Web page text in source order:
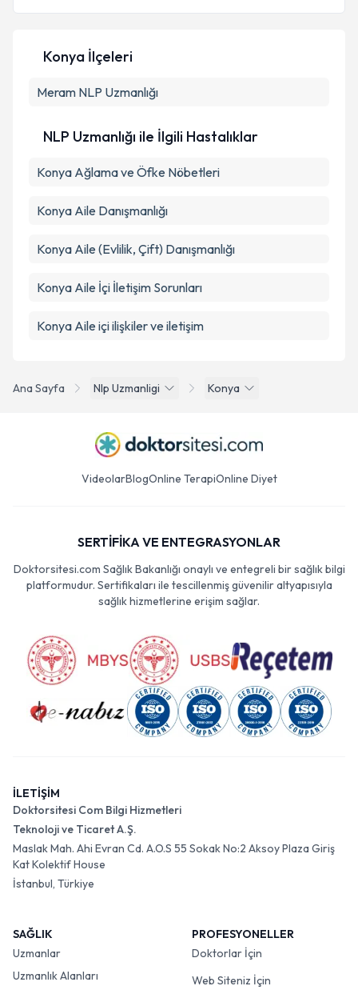
Ana Sayfa Nlp Uzmanligi Konya
Konya İlçeleri
Meram NLP Uzmanlığı
NLP Uzmanlığı ile İlgili Hastalıklar
Konya Ağlama ve Öfke Nöbetleri
Konya Aile Danışmanlığı
Konya Aile (Evlilik, Çift) Danışmanlığı
Konya Aile İçi İletişim Sorunları
Konya Aile içi ilişkiler ve iletişim
VideolarBlogOnline TerapiOnline Diyet
SERTİFİKA VE ENTEGRASYONLAR
Doktorsitesi.com Sağlık Bakanlığı onaylı ve entegreli bir sağlık bilgi
platformudur. Sertifikaları ile tescillenmiş güvenilir altyapısıyla
sağlık hizmetlerine erişim sağlar.
İLETİŞİM
Doktorsitesi Com Bilgi Hizmetleri
Teknoloji ve Ticaret A.Ş.
Maslak Mah. Ahi Evran Cd. A.O.S 55 Sokak No:2 Aksoy Plaza Giriş
Kat Kolektif House
İstanbul, Türkiye
SAĞLIK
Uzmanlar
Uzmanlık Alanları
PROFESYONELLER
Doktorlar İçin
Web Siteniz İçin